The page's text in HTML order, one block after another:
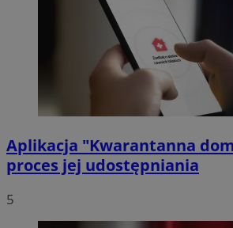
Aplikacja "Kwarantanna
proces jej udostępniania
5